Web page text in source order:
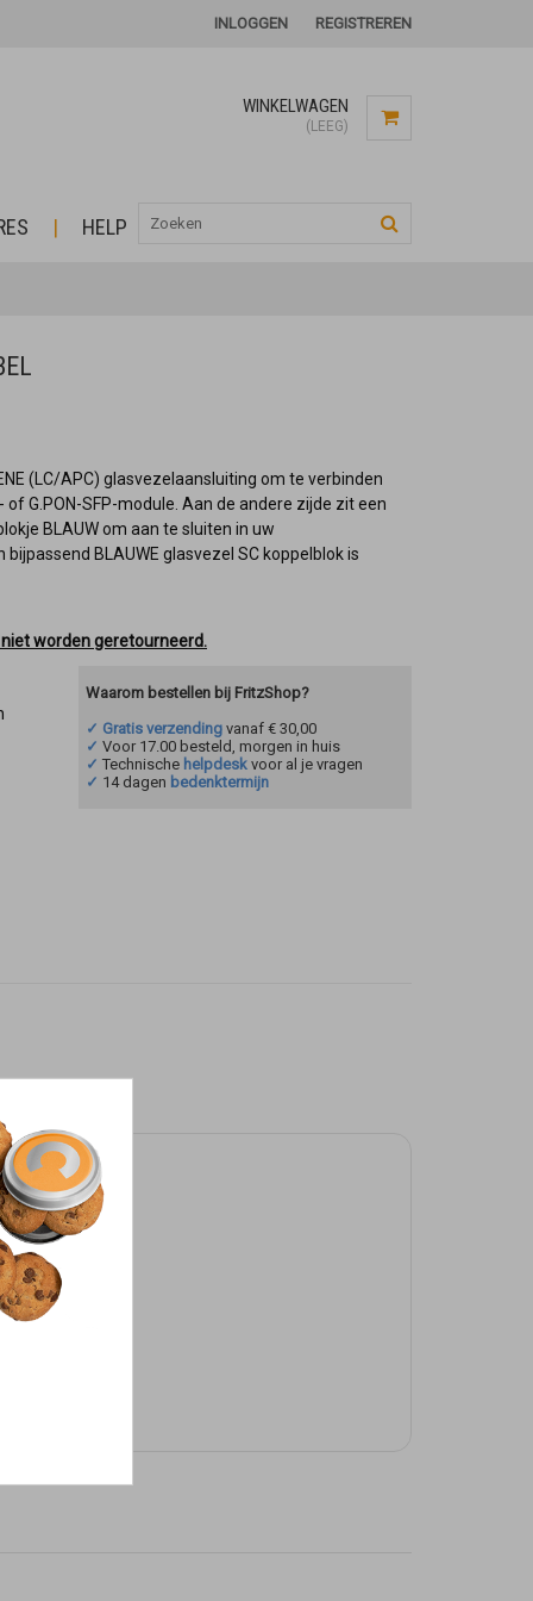
INLOGGEN REGISTREREN
WINKELWAGEN
(LEEG)
HELP
(LC/APC) glasvezelaansluiting om te verbinden
G.PON-SFP-module. Aan de andere zijde ziteen
BLAUW om aan te sluiten in uw
BLAUWE glasvezel SC koppelblok is
worden geretourneerd.
Waarom bestellen bij FritzShop?
✓ Gratis verzending vanaf € 30,00
✓ Voor 17.00 besteld, morgen in huis
✓ Technische helpdesk voor al je vragen
✓ 14 dagen bedenktermijn
met: